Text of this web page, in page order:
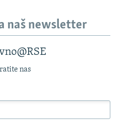
naš newsletter
nas